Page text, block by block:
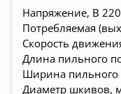
Напряжение, В 220
Потребляемая
Скорость
Длина пильного
Ширина
Диаметр шкивов,